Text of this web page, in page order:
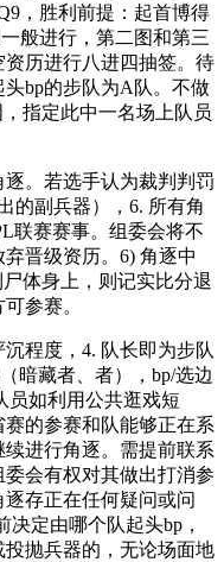
，胜利前提：起首博得
般进行，第二图和第三
历进行八进四抽签。待
bp的步队为A队。不做
指定此中一名场上队员
。若选手认为裁判判罚
的副兵器），6. 所有角
联赛赛事。组委会将不
晋级资历。6) 角逐中
体身上，则记实比分退
参赛。
程度，4. 队长即为步队
暗藏者、者），bp/选边
员如利用公共逛戏短
的参赛和队能够正在系
进行角逐。需提前联系
会有权对其做出打消参
存正在任何疑问或问
定由哪个队起头bp，
抛兵器的，无论场面地